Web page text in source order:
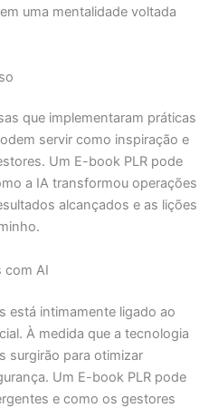
uma mentalidade voltada
que implementaram práticas
servir como inspiração e
Um E-book PLR pode
a IA transformou operações
alcançados e as lições
com AI
está intimamente ligado ao
À medida que a tecnologia
surgirão para otimizar
Um E-book PLR pode
e como os gestores